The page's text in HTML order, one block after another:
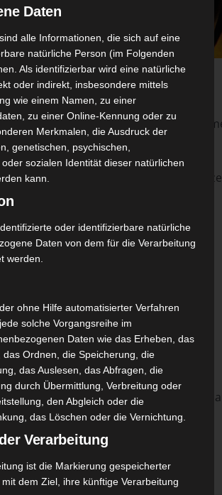
Lataffa Parfums und lass mich
könnte.
hab natürlich die Ein oder Andere
und ich bereue diesen
wurde ich auf das Parfum
8h auf der Haut hält.
zum besten Preis!
Daten
alle Informationen, die sich auf eine
natürliche Person (im Folgenden
Als identifizierbar wird eine natürliche
oder indirekt, insbesondere mittels
wie einem Namen, zu einer
zu einer Online-Kennung oder zu
Merkmalen, die Ausdruck der
genetischen, psychischen,
sozialen Identität dieser natürlichen
kann.
oder identifizierbare natürliche
Daten von dem für die Verarbeitung
werden.
ohne Hilfe automatisierter Verfahren
solche Vorgangsreihe im
Daten wie das Erheben, das
Ordnen, die Speicherung, die
das Auslesen, das Abfragen, die
durch Übermittlung, Verbreitung oder
den Abgleich oder die
das Löschen oder die Vernichtung.
Verarbeitung
ist die Markierung gespeicherter
dem Ziel, ihre künftige Verarbeitung